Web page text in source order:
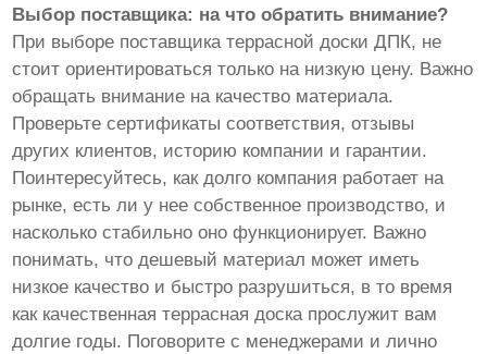
Выбор поставщика: на что обратить внимание?
При выборе поставщика террасной доски ДПК, не
стоит ориентироваться только на низкую цену. Важно
обращать внимание на качество материала.
Проверьте сертификаты соответствия, отзывы
других клиентов, историю компании и гарантии.
Поинтересуйтесь, как долго компания работает на
рынке, есть ли у нее собственное производство, и
насколько стабильно оно функционирует. Важно
понимать, что дешевый материал может иметь
низкое качество и быстро разрушиться, в то время
как качественная террасная доска прослужит вам
долгие годы. Поговорите с менеджерами и лично